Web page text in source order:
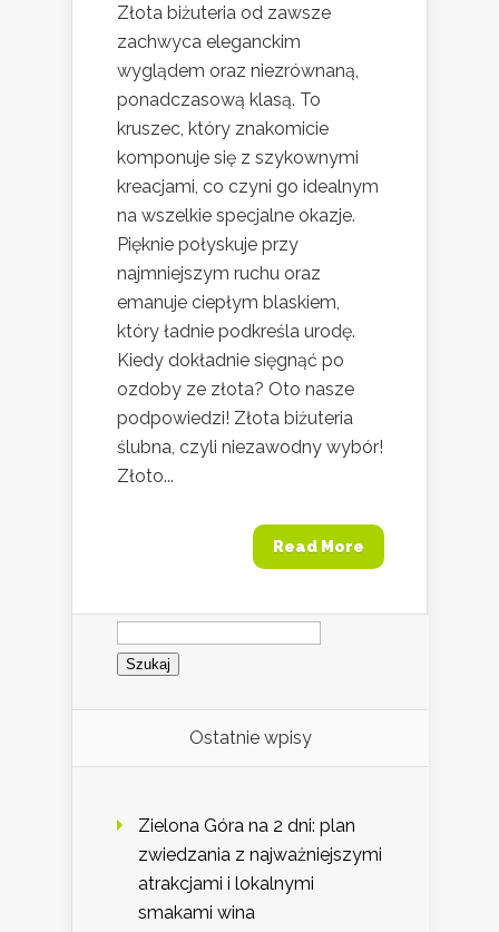
Złota biżuteria od zawsze
zachwyca eleganckim
wyglądem oraz niezrównaną,
ponadczasową klasą. To
kruszec, który znakomicie
komponuje się z szykownymi
kreacjami, co czyni go idealnym
na wszelkie specjalne okazje.
Pięknie połyskuje przy
najmniejszym ruchu oraz
emanuje ciepłym blaskiem,
który ładnie podkreśla urodę.
Kiedy dokładnie sięgnąć po
ozdoby ze złota? Oto nasze
podpowiedzi! Złota biżuteria
ślubna, czyli niezawodny wybór!
Złoto...
Read More
Szukaj:
Ostatnie wpisy
Zielona Góra na 2 dni: plan
zwiedzania z najważniejszymi
atrakcjami i lokalnymi
smakami wina